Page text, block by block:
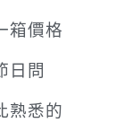
箱價格
日問
熟悉的